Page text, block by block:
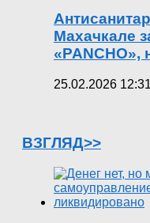
Махачкале
«PANCHO»,
25.02.2026 12:31
ВЗГЛЯД>>